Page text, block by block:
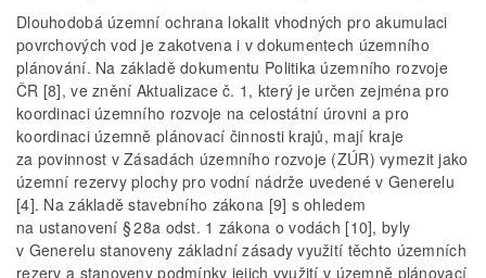
Dlouhodobá územní ochrana lokalit vhodných pro akumulaci
povrchových vod je zakotvena i v dokumentech územního
plánování. Na základě dokumentu Politika územního rozvoje
ČR [8], ve znění Aktualizace č. 1, který je určen zejména pro
koordinaci územního rozvoje na celostátní úrovni a pro
koordinaci územně plánovací činnosti krajů, mají kraje
za povinnost v Zásadách územního rozvoje (ZÚR) vymezit jako
územní rezervy plochy pro vodní nádrže uvedené v Generelu
[4]. Na základě stavebního zákona [9] s ohledem
na ustanovení § 28a odst. 1 zákona o vodách [10], byly
v Generelu stanoveny základní zásady využití těchto územních
rezerv a stanoveny podmínky jejich využití v územně plánovací